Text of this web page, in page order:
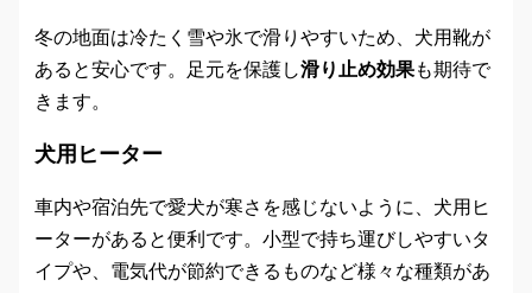
冬の地面は冷たく雪や氷で滑りやすいため、犬用靴が
あると安心です。足元を保護し滑り止め効果も期待で
きます。
犬用ヒーター
車内や宿泊先で愛犬が寒さを感じないように、犬用ヒ
ーターがあると便利です。小型で持ち運びしやすいタ
イプや、電気代が節約できるものなど様々な種類があ